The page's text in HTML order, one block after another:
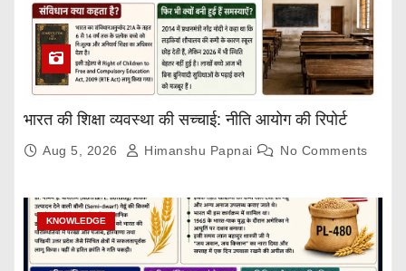
भारत की शिक्षा व्यवस्था की सच्चाई: नीति आयोग की रिपोर्ट
Aug 5, 2026 Himanshu Papnai No Comments
KNOWLEDGE